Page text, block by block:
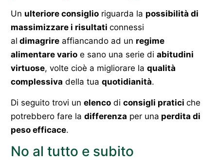
Un ulteriore consiglio riguarda la possibilità di
massimizzare i risultati connessi
al dimagrire affiancando ad un regime
alimentare vario e sano una serie di abitudini
virtuose, volte cioè a migliorare la qualità
complessiva della tua quotidianità.
Di seguito trovi un elenco di consigli pratici che
potrebbero fare la differenza per una perdita di
peso efficace.
No al tutto e subito